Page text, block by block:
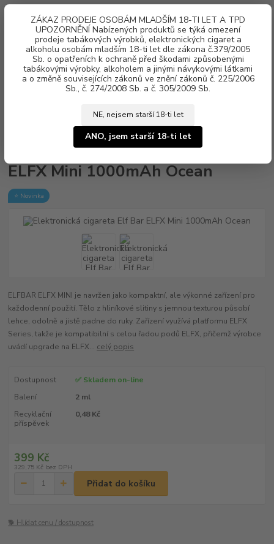
ZÁKAZ PRODEJE OSOBÁM MLADŠÍM 18-TI LET A TPD
UPOZORNĚNÍ Nabízených produktů se týká omezení
prodeje tabákových výrobků, elektronických cigaret a
alkoholu osobám mladším 18-ti let dle zákona č.379/2005
Sb. o opatřeních k ochraně před škodami způsobenými
tabákovými výrobky, alkoholem a jinými návykovými látkami
a o změně souvisejících zákonů ve znění zákonů č. 225/2006
Sb., č. 274/2008 Sb. a č. 305/2009 Sb.
NE, nejsem starší 18-ti let
ANO, jsem starší 18-ti let
Menu
za0 Kč
Elektronické cigarety Elf Bar
Elektronická cigareta Elf Bar ELFX
Mini 1000mAh Ocean
Elektronická cigareta Elf Bar
ELFX Mini 1000mAh Ocean
⭐ Novinka
ELFBAR ELFX MINI je navržen jako kompaktní, ale výkonné zařízení pro
každodenní použití. Tělo z hliníkové slitiny s jemnou texturou působí
lehce, odolně a jistě padne do ruky. Zařízení využívá platformu ELFX
Series, takže je kompatibilní s celou řadou podů ELFX, přičemž výrobce
uvádí upgrade na ELFX... celý popis
Dostupnost
✅ Skladem on-line
Balení
2 ml
Recyklační
příspěvek
0,48 Kč
399 Kč
329,75 Kč bez DPH
Přidat do košíku
🐕 Hlídat cenu / dostupnost